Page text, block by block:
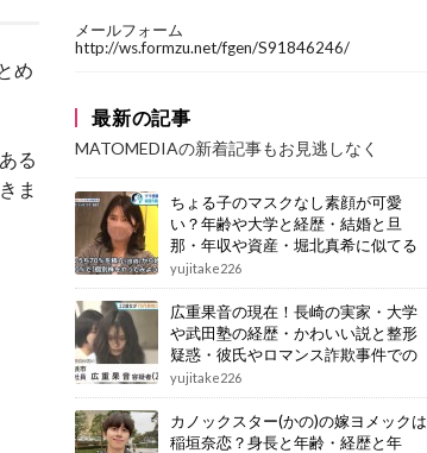
め
る
ま
メールフォーム
http://ws.formzu.net/fgen/S91846246/
最新の記事
MATOMEDIAの新着記事もお見逃しなく
ちょる子のマスクなし素顔が可愛
い？年齢や大学と経歴・結婚と旦
那・年収や資産・堀北真希に似てる
画像もまとめ
yujitake226
広重果音の現在！長崎の実家・大学
や武田塾の経歴・かわいい説と整形
疑惑・彼氏やロマンス詐欺事件での
逮捕もまとめ
yujitake226
カノックスター(かの)の嫁ヨメックは
稲垣奈恋？身長と年齢・経歴と年